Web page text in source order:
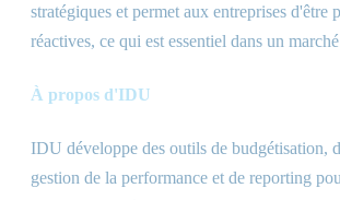
stratégiques et permet aux entreprises d'être
réactives, ce qui est essentiel dans un
À propos d'IDU
IDU développe des outils de budgétisation,
gestion de la performance et de reporting